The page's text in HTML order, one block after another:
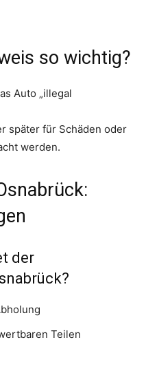
so wichtig?
Auto „illegal
später für Schäden oder
werden.
der
Teilen